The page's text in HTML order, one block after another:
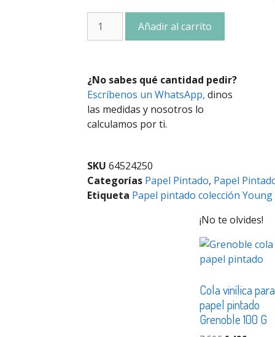
Añadir al carrito
¿No sabes qué cantidad pedir?
Escríbenos un WhatsApp, dinos
las medidas y nosotros lo
calculamos por ti.
SKU 64524250
Categorías Papel Pintado, Papel
Etiqueta Papel pintado colección
¡No te olvides!
Cola vinílica para
papel pintado
Grenoble 100 G